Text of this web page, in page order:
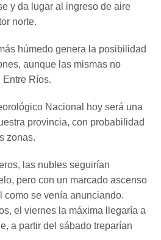
y da lugar al ingreso de aire
norte.
húmedo genera la posibilidad
aunque las mismas no
Ríos.
Nacional hoy será una
provincia, con probabilidad
zonas.
las nubles seguirían
pero con un marcado ascenso
como se venía anunciando.
el viernes la máxima llegaría a
a partir del sábado treparían